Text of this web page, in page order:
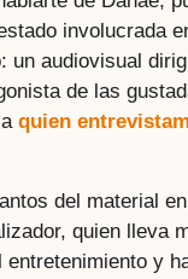
involucrada
un audiovisual
de las
quien
del material
quien lleva
entretenimiento y